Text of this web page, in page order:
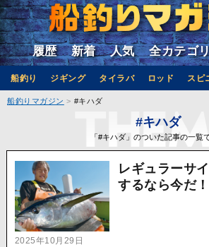
履歴 新着 人気 全カテゴ
船釣り ジギング タイラバ ロッド スピ
船釣りマガジン #キハダ
#キハダ
「#キハダ」のついた記事の一覧で
2025年10月29日
レギュラーサ
するなら今だ！